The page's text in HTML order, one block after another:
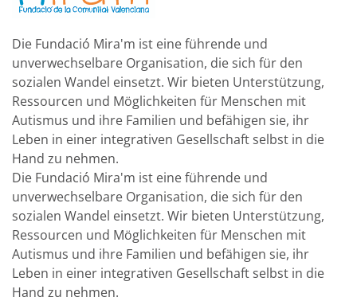
Die Fundació Mira'm ist eine führende und
unverwechselbare Organisation, die sich für den
sozialen Wandel einsetzt. Wir bieten Unterstützung,
Ressourcen und Möglichkeiten für Menschen mit
Autismus und ihre Familien und befähigen sie, ihr
Leben in einer integrativen Gesellschaft selbst in die
Hand zu nehmen.
Die Fundació Mira'm ist eine führende und
unverwechselbare Organisation, die sich für den
sozialen Wandel einsetzt. Wir bieten Unterstützung,
Ressourcen und Möglichkeiten für Menschen mit
Autismus und ihre Familien und befähigen sie, ihr
Leben in einer integrativen Gesellschaft selbst in die
Hand zu nehmen.